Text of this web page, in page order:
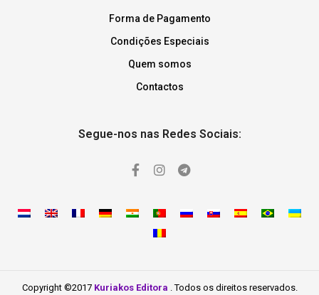
Forma de Pagamento
Condições Especiais
Quem somos
Contactos
Segue-nos nas Redes Sociais:
Copyright ©2017 Kuriakos Editora . Todos os direitos reservados.